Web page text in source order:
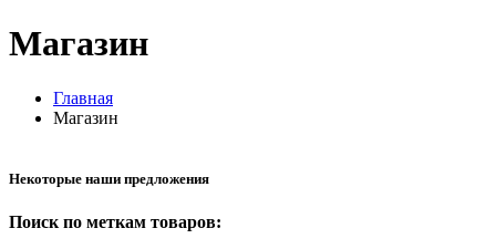
Магазин
Главная
Магазин
Некоторые наши предложения
Поиск по меткам товаров: